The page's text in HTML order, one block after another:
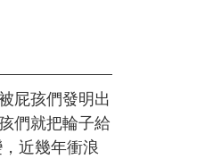
屁孩們發明出
們就把輪子給
近幾年衝浪